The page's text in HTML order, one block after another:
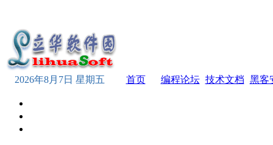
2026年8月7日 星期五 首页 编程论坛 技术文档 黑客